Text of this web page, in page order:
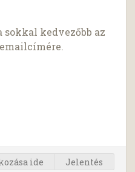
kedvezőbb az
ide Jelentés